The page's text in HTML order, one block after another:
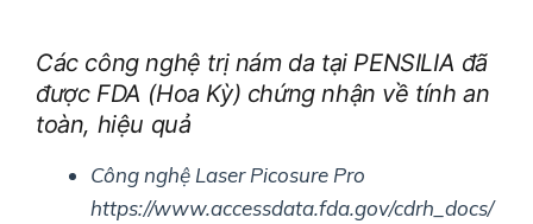
Các công nghệ trị nám da tại PENSILIA đã
được FDA (Hoa Kỳ) chứng nhận về tính an
toàn, hiệu quả
Công nghệ Laser Picosure Pro
https://www.accessdata.fda.gov/cdrh_docs/